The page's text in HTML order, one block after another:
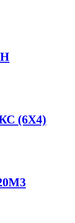
(6Х4)